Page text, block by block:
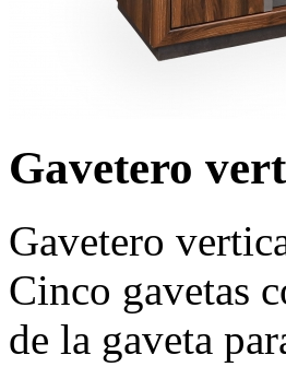
Gavetero
Gavetero
Cinco gavetas
de la gaveta